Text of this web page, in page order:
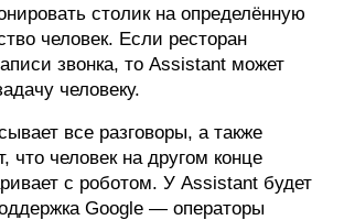
столик на определённую
человек. Если ресторан
звонка, то Assistant может
человеку.
все разговоры, а также
что человек на другом конце
с роботом. У Assistant будет
Google — операторы